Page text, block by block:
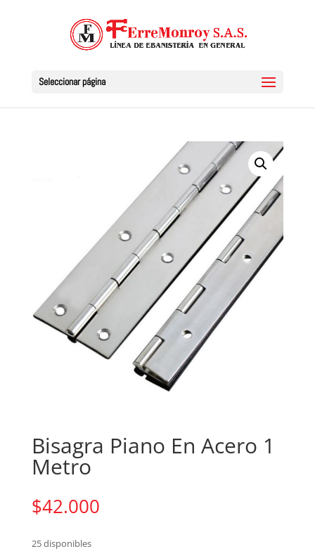
Seleccionar página
Bisagra Piano En Acero 1
Metro
$42.000
25 disponibles